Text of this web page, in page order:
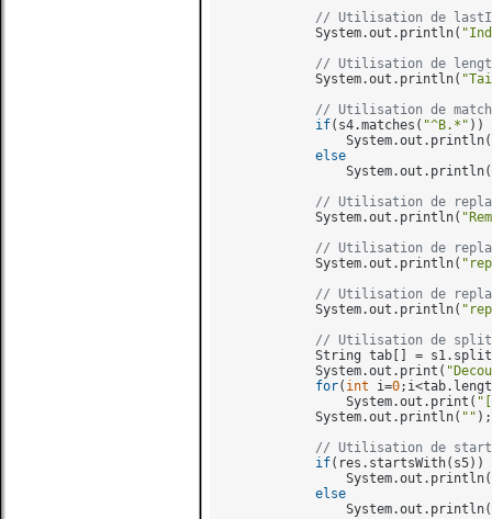
// Utilisation de
System.out.println(
// Utilisation de
System.out.println(
// Utilisation de
if(s4.matches( "^B.*" ))
System.out.println(
else
System.out.println(
// Utilisation de
System.out.println(
// Utilisation de
System.out.println(
// Utilisation de
System.out.println(
// Utilisation de split
String tab[] =
System.out.print(
for( int i=0
System.out.print(
System.out.println( "" );
// Utilisation de
if(res.startsWith(s5))
else